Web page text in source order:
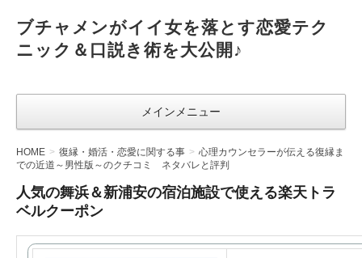
ブチャメンがイイ女を落とす恋愛テク
ニック＆口説き術を大公開♪
メインメニュー
HOME 復縁・婚活・恋愛に関する事
心理カウンセラーが伝える復縁ま
での近道～男性版～のクチコミ ネタバレと評判
人気の舞浜＆新浦安の宿泊施設で使える楽天トラ
ベルクーポン